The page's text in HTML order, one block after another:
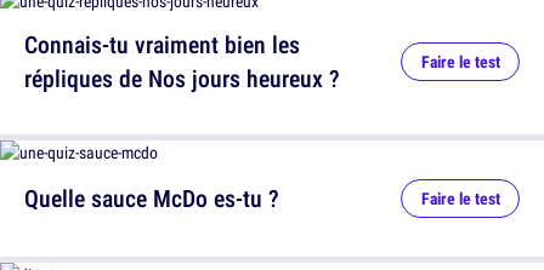
Connais-tu vraiment bien les
répliques de Nos jours heureux ?
Faire le test
Quelle sauce McDo es-tu ? Faire le test